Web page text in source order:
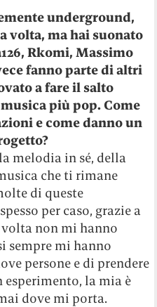
underground,
volta, ma hai suonato
Rkomi, Massimo
fanno parte di altri
a fare il salto
più pop. Come
e come danno un
melodia in sé, della
che ti rimane
di queste
per caso, grazie a
non mi hanno
sempre mi hanno
persone e di prendere
esperimento, la mia è
dove mi porta.